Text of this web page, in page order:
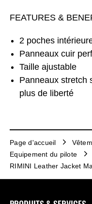
FEATURES &
2 poches
Panneaux cuir
Taille ajustable
Panneaux stretch
plus de liberté
Page d'accueil
Equipement du pilote
RIMINI Leather Jacket